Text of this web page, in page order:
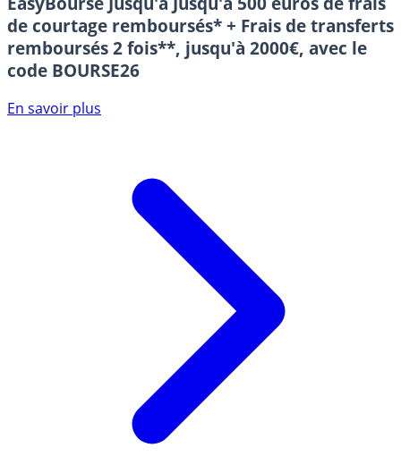
de courtage remboursés* + Frais de transferts
remboursés 2 fois**, jusqu'à 2000€, avec le
code BOURSE26
En savoir plus